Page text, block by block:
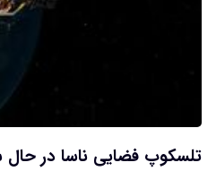
تلسکوپ فضایی ناسا در